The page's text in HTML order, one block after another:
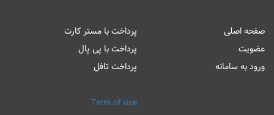
صفحه اصلی
عضویت
ورود به سامانه
پرداخت با مستر کارت
پرداخت با پی پال
پرداخت تافل
Term of use